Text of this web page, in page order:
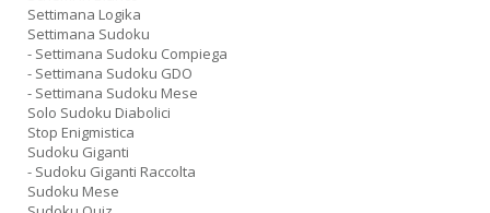
Settimana Logika
Settimana Sudoku
- Settimana Sudoku Compiega
- Settimana Sudoku GDO
- Settimana Sudoku Mese
Solo Sudoku Diabolici
Stop Enigmistica
Sudoku Giganti
- Sudoku Giganti Raccolta
Sudoku Mese